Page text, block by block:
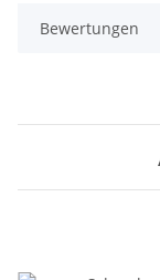
Bewertungen